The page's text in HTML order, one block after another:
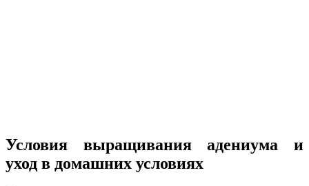
Условия выращивания адениума и
уход в домашних условиях